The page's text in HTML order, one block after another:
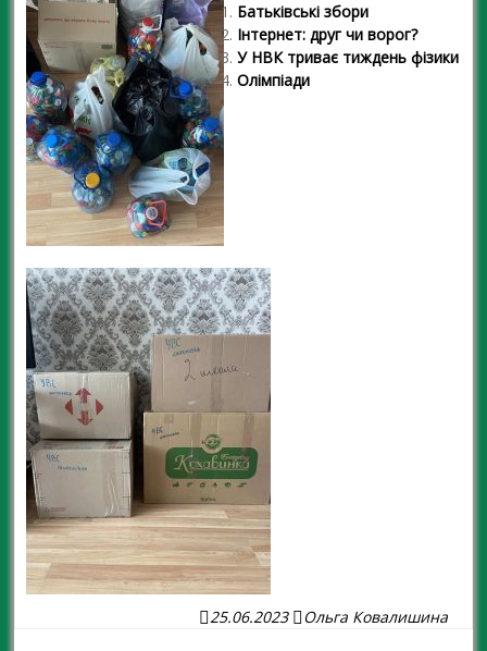
Батьківські збори
Інтернет: друг чи ворог?
У НВК триває тиждень фізики
Олімпіади
25.06.2023 Ольга Ковалишина